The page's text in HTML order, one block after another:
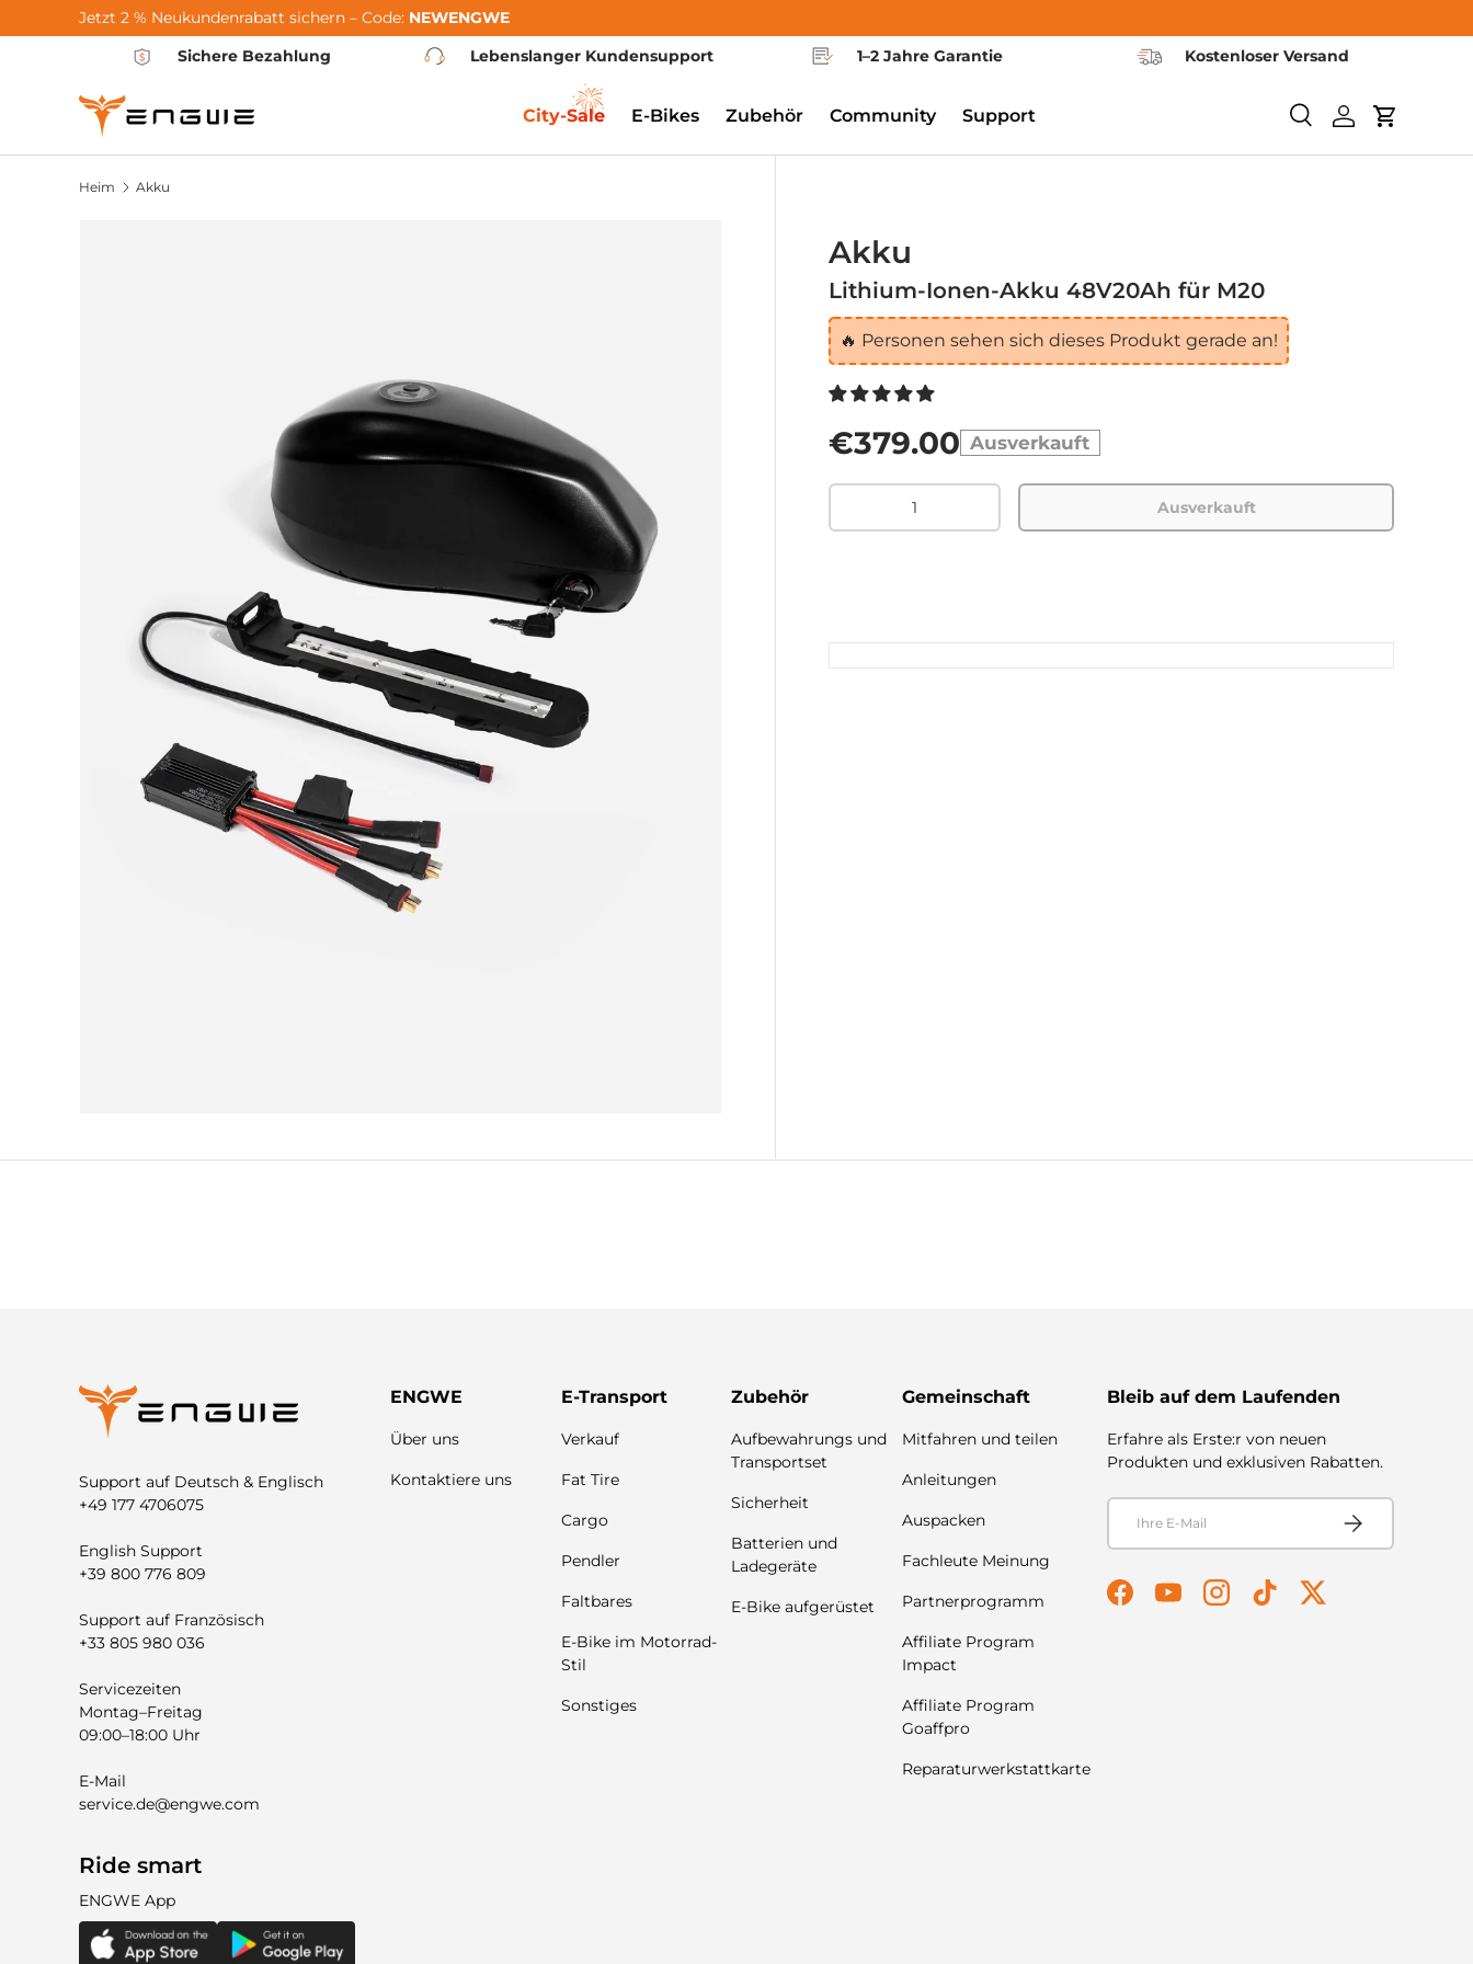
Zum Inhalt springen
Jetzt 2 % Neukundenrabatt sichern – Code: NEWENGWE
Sichere Bezahlung
Lebenslanger Kundensupport 1–2 Jahre Garantie Kostenloser Versand
SuchenEinloggen
City-Sale E-Bikes Zubehör Community Support
Heim Akku
Akku
Lithium-Ionen-Akku 48V20Ah für M20
🔥 Personen sehen sich dieses Produkt gerade an!
€379.00 Ausverkauft
Menge
Ausverkauft
Support auf Deutsch & Englisch
+49 177 4706075
English Support
+39 800 776 809
Support auf Französisch
+33 805 980 036
Servicezeiten
Montag–Freitag
09:00–18:00 Uhr
E-Mail
service.de@engwe.com
Ride smart
ENGWE App
ENGWE
Über uns
Kontaktiere uns
E-Transport
Verkauf
Fat Tire
Cargo
Pendler
Faltbares
E-Bike im Motorrad-
Stil
Sonstiges
Zubehör
Aufbewahrungs und
Transportset
Sicherheit
Batterien und
Ladegeräte
E-Bike aufgerüstet
Gemeinschaft
Mitfahren und teilen
Anleitungen
Auspacken
Fachleute Meinung
Partnerprogramm
Affiliate Program
Impact
Affiliate Program
Goaffpro
Reparaturwerkstattkarte
Bleib auf dem Laufenden
Erfahre als Erste:r von neuen
Produkten und exklusiven Rabatten.
E-Mail
Abonnieren
FacebookYouTubeInstagramTikTokTwitter